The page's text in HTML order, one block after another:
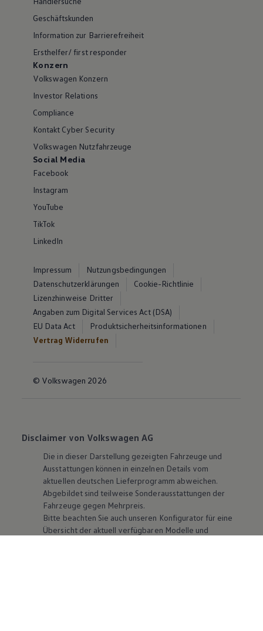
Geschäftskunden
Information zur Barrierefreiheit
Ersthelfer/ first responder
Konzern
Volkswagen Konzern
Investor Relations
Compliance
Kontakt Cyber Security
Volkswagen Nutzfahrzeuge
Social Media
Facebook
Instagram
YouTube
TikTok
LinkedIn
Impressum
Nutzungsbedingungen
Datenschutzerklärungen
Cookie-Richtlinie
Lizenzhinweise Dritter
Angaben zum Digital Services Act (DSA)
EU Data Act
Produktsicherheitsinformationen
Vertrag Widerrufen
© Volkswagen 2026
Disclaimer von Volkswagen AG
Die in dieser Darstellung gezeigten Fahrzeuge und
Ausstattungen können in einzelnen Details vom
aktuellen deutschen Lieferprogramm abweichen.
Abgebildet sind teilweise Sonderausstattungen der
Fahrzeuge gegen Mehrpreis.
Bitte beachten Sie auch unseren Konfigurator für eine
Übersicht der aktuell verfügbaren Modelle und